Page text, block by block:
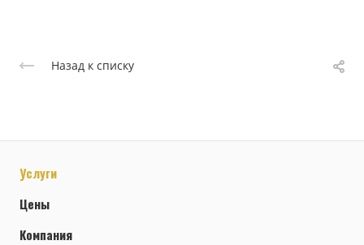
Назад к списку
Услуги
Цены
Компания